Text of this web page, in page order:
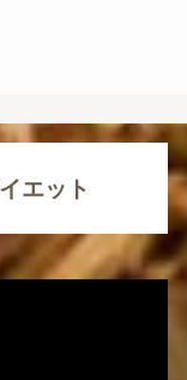
エット